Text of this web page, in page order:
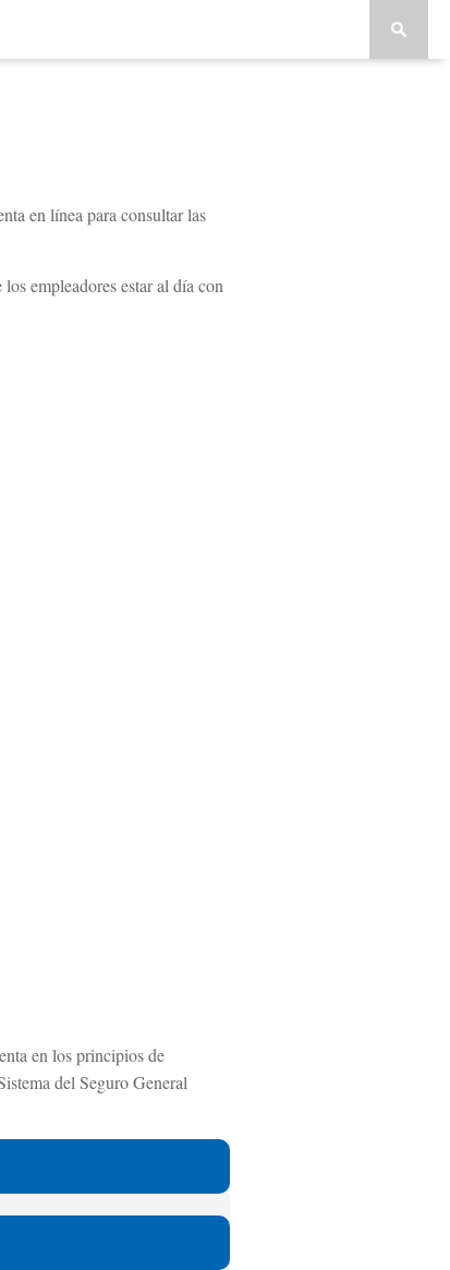
en línea para consultar las
empleadores estar al día con
en los principios de
del Seguro General